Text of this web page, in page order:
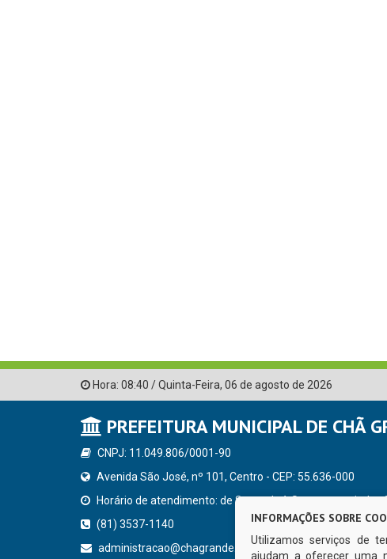
Hora: 08:40 /Quinta-Feira, 06 de agosto de 2026
PREFEITURA MUNICIPAL DE CHÃ
CNPJ: 11.049.806/0001-90
Avenida São José, nº 101, Centro - CEP: 55.636-000
Horário de atendimento: de Segunda à Sexta, a partir
(81) 3537-1140
administracao@chagrande.pe.gov.br
INFORMAÇÕES SOBRE
Utilizamos serviços de
ajudam a oferecer uma